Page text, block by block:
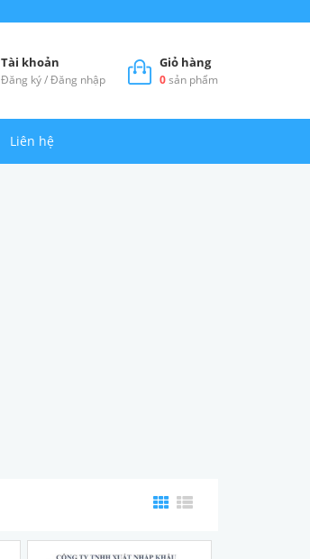
Giỏ hàng
0sản phẩm
Tài khoản
Đăng ký/Đăng nhập
Liên hệ